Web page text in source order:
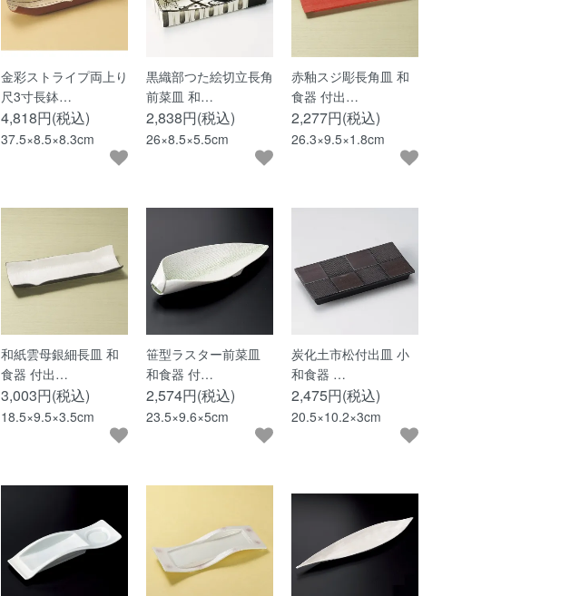
金彩ストライプ両上り
尺3寸長鉢…
4,818円(税込)
37.5×8.5×8.3cm
黒織部つた絵切立長角
前菜皿 和…
2,838円(税込)
26×8.5×5.5cm
赤釉スジ彫長角皿 和
食器 付出…
2,277円(税込)
26.3×9.5×1.8cm
和紙雲母銀細長皿 和
食器 付出…
3,003円(税込)
18.5×9.5×3.5cm
笹型ラスター前菜皿
和食器 付…
2,574円(税込)
23.5×9.6×5cm
炭化土市松付出皿 小
和食器 …
2,475円(税込)
20.5×10.2×3cm